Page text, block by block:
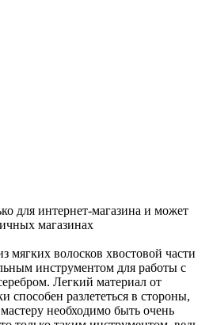
для интернет-магазина и может
магазинах
мягких волосков хвостовой части
инструментом для работы с
Легкий материал от
способен разлететься в стороны,
необходимо быть очень